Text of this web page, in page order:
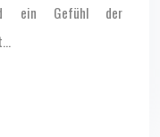
ein Gefühl der